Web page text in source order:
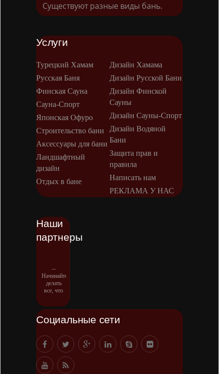
Существуют разные виды бань.
Услуги
Турецкий Хамам
Русская Баня
Финская Сауна
Сауна-Спорт
Японская Офуро
Строительство бани
Аксессуары для бани
Ландшафтный
дизайн
Отдых в бане
Дизайн Хамама
Дизайн Русской Бани
Дизайн Финской
Сауны
Дизайн Сауны-Спорт
Дизайн Водяной
Бани
Защита прав и
правила
Написать нам
РЕКЛАМА У НАС
Наши
партнеры
--
Начинайте
делать
все, что
можете
и даже то,
о чем
можете
хотя бы
мечтать.
-- Все
дело в
Социальные сети